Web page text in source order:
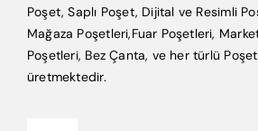
Poşet, Saplı Poşet, Dijital ve Resimli
Mağaza Poşetleri,Fuar Poşetleri,
Poşetleri, Bez Çanta, ve her türlü
üretmektedir.